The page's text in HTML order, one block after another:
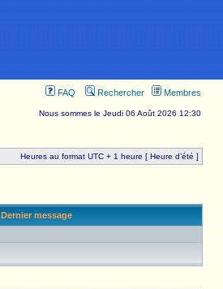
FAQ Rechercher Membres
Nous sommes le Jeudi 06 Août 2026 12:30
Heures au format UTC + 1 heure [ Heure d’été ]
Dernier message